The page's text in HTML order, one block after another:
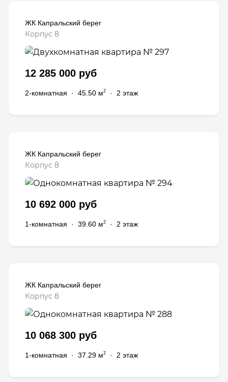
ЖК Капральский берег
Корпус 8
12 285 000 руб
2-комнатная · 45.50 м2 · 2 этаж
ЖК Капральский берег
Корпус 8
10 692 000 руб
1-комнатная · 39.60 м2 · 2 этаж
ЖК Капральский берег
Корпус 8
10 068 300 руб
1-комнатная · 37.29 м2 · 2 этаж